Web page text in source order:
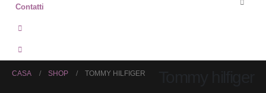
Contatti
CASA SHOP TOMMY HILFIGER